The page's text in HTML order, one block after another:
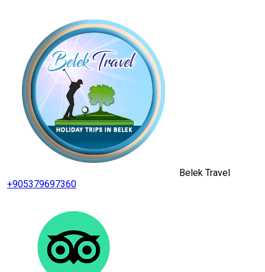
Belek Travel
+905379697360